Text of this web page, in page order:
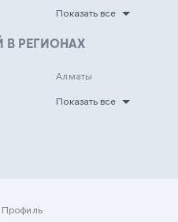
Показать все
РЕГИОНАХ
Алматы
Показать все
Профиль